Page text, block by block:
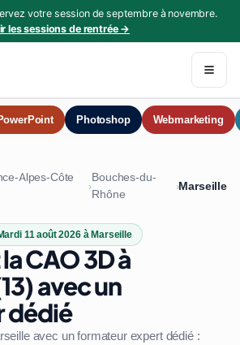
votre session de septembre à novembre.
les sessions de rentrée →
Photoshop Webmarketing
Alpes-Côte
›
Bouches-du-
Rhône
›Marseille
11 août 2026 à Marseille
CAO 3D à
avec un
dédié
avec un formateur expert dédié :